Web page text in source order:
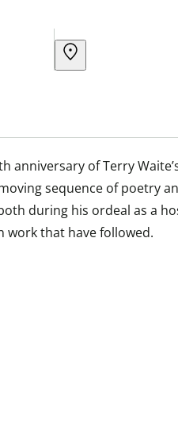
anniversary of Terry
sequence of poetry
during his ordeal as a
work that have followed.